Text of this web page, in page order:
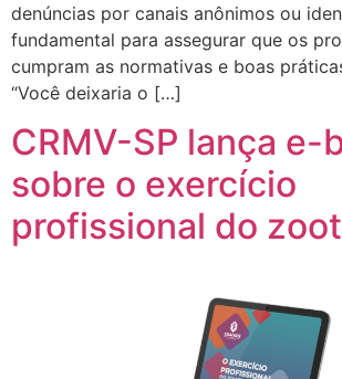
denúncias por canais anônimos ou
fundamental para assegurar que os
cumpram as normativas e boas
“Você deixaria o […]
CRMV-SP lança e-
sobre o exercício
profissional do